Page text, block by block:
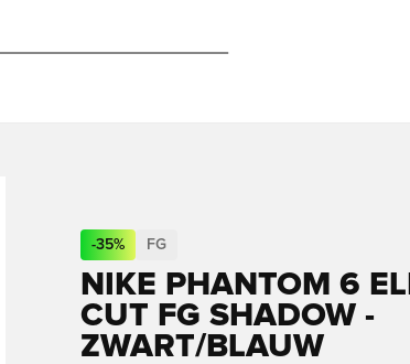
-35% FG
NIKE PHANTOM 6
CUT FG SHADOW -
ZWART/BLAUW